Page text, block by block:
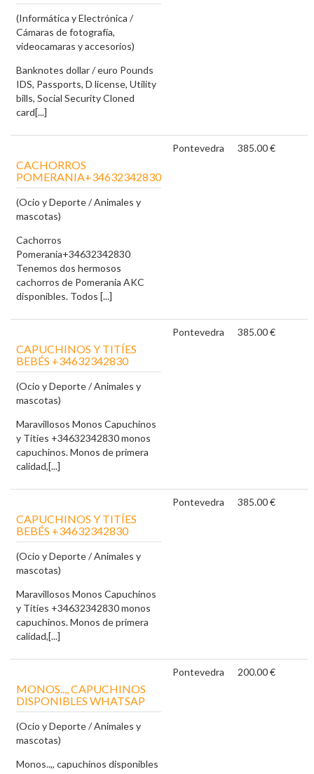
(Informática y Electrónica /
Cámaras de fotografía,
videocamaras y accesorios)
Banknotes dollar / euro Pounds
IDS, Passports, D license, Utility
bills, Social Security Cloned
card[...]
CACHORROS
POMERANIA+34632342830
(Ocio y Deporte / Animales y
mascotas)
Cachorros
Pomerania+34632342830
Tenemos dos hermosos
cachorros de Pomerania AKC
disponibles. Todos [...]
Pontevedra 385.00 €
CAPUCHINOS Y TITÍES
BEBÉS +34632342830
(Ocio y Deporte / Animales y
mascotas)
Maravillosos Monos Capuchinos
y Titíes +34632342830 monos
capuchinos. Monos de primera
calidad,[...]
Pontevedra 385.00 €
CAPUCHINOS Y TITÍES
BEBÉS +34632342830
(Ocio y Deporte / Animales y
mascotas)
Maravillosos Monos Capuchinos
y Titíes +34632342830 monos
capuchinos. Monos de primera
calidad,[...]
Pontevedra 385.00 €
MONOS..,, CAPUCHINOS
DISPONIBLES WHATSAP
(Ocio y Deporte / Animales y
mascotas)
Monos..,, capuchinos disponibles
Pontevedra 200.00 €